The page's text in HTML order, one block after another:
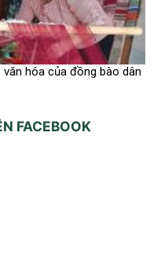
hóa của đồng bào dân
FACEBOOK